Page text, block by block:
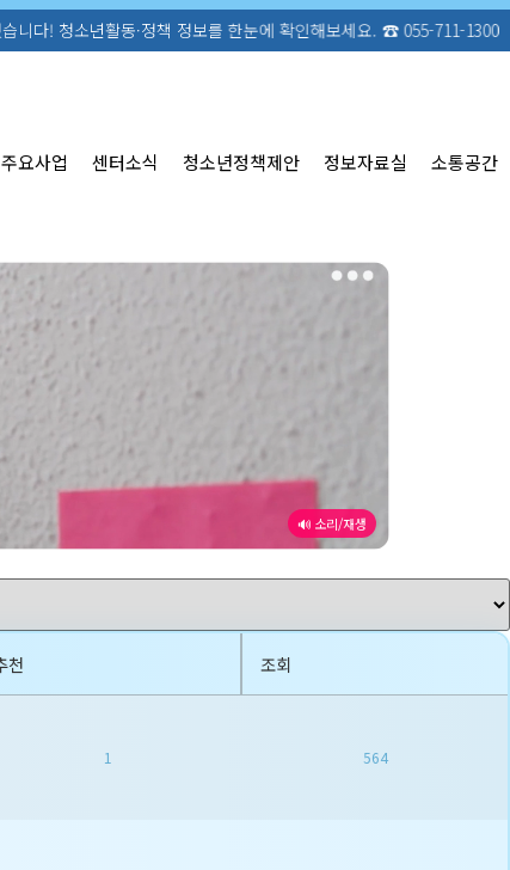
책 정보를 한눈에 확인해보세요. ☎ 055-711-1300
주요사업 센터소식 청소년정책제안 정보자료실 소통공간
🔊 소리/재생
천 조회
1 564